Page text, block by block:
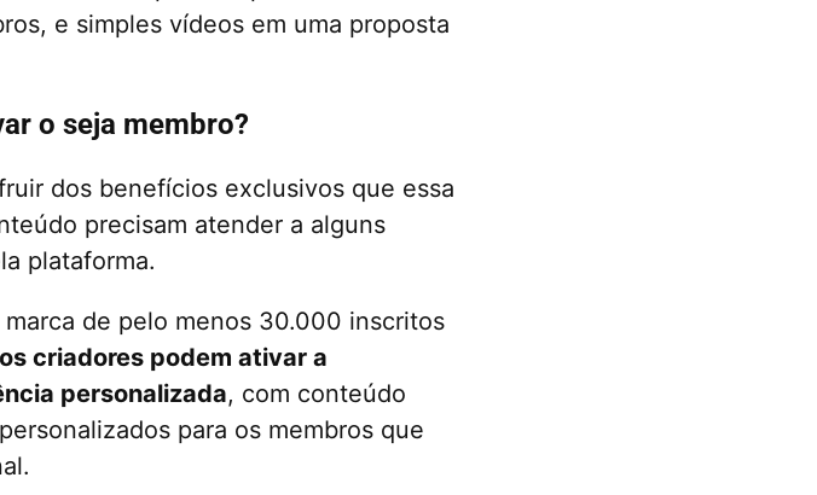
e simples vídeos em uma proposta
o seja membro?
dos benefícios exclusivos que essa
precisam atender a alguns
plataforma.
de pelo menos 30.000 inscritos
os criadores podem ativar a
personalizada, com conteúdo
para os membros que